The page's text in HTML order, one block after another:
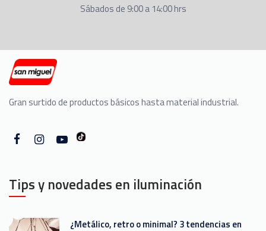
Sábados de 9:00 a 14:00 hrs
Gran surtido de productos básicos hasta material industrial.
Tips y novedades en iluminación
¿Metálico, retro o minimal? 3 tendencias en